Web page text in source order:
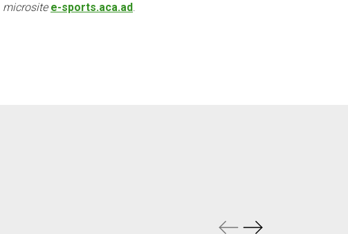
microsite e-sports.aca.ad.